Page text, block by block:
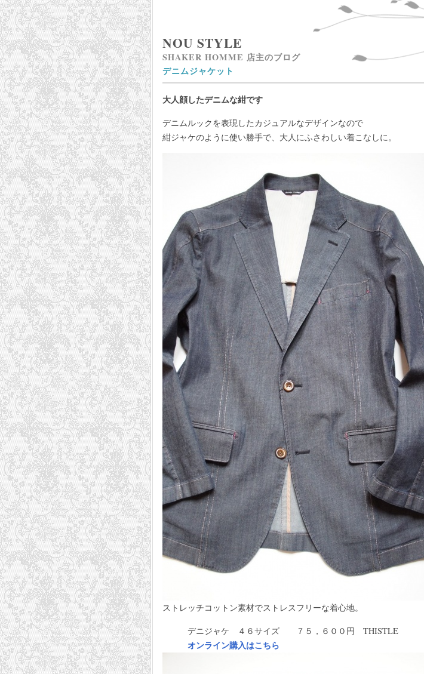
NOU STYLE
SHAKER HOMME 店主のブログ
デニムジャケット
大人顔したデニムな紺です
デニムルックを表現したカジュアルなデザインなので
紺ジャケのように使い勝手で、大人にふさわしい着こなしに。
ストレッチコットン素材でストレスフリーな着心地。
デニジャケ ４６サイズ ７５，６００円 THISTLE
オンライン購入はこちら